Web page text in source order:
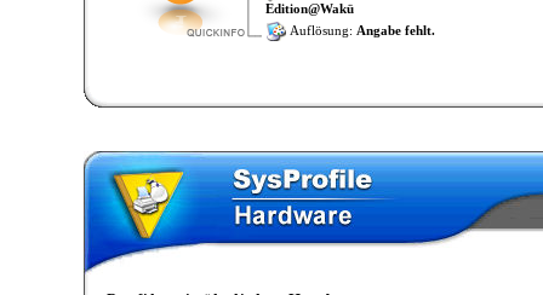
Edition@Wakü
Auflösung: Angabe fehlt.